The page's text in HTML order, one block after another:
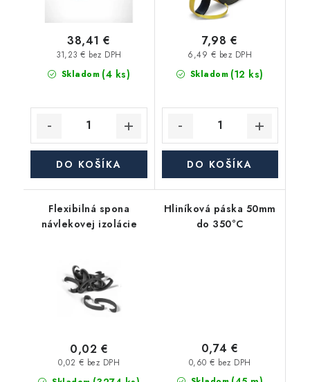
Skladom (4 ks)
31,23 € bez DPH
38,41 €
DO KOŠÍKA
Skladom (12 ks)
6,49 € bez DPH
7,98 €
DO KOŠÍKA
Flexibilná spona
návlekovej izolácie
0,02 € bez DPH
0,02 €
Hliníková páska 50mm
do 350°C
0,60 € bez DPH
0,74 €